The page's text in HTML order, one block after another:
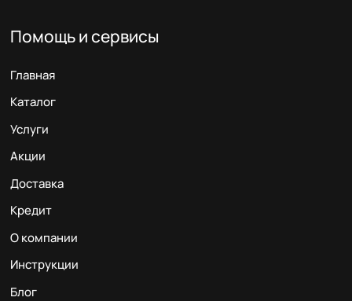
Помощь и сервисы
Главная
Каталог
Услуги
Акции
Доставка
Кредит
О компании
Инструкции
Блог